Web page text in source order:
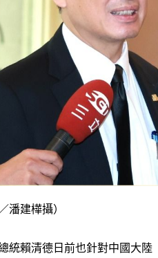
。外交部次長吳志中日前接受